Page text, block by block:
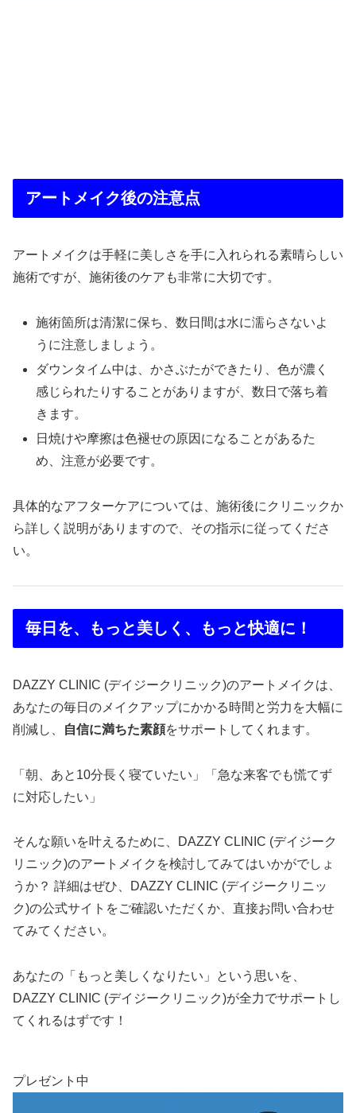
アートメイク後の注意点
アートメイクは手軽に美しさを手に入れられる素晴らしい
施術ですが、施術後のケアも非常に大切です。
施術箇所は清潔に保ち、数日間は水に濡らさないよ
うに注意しましょう。
ダウンタイム中は、かさぶたができたり、色が濃く
感じられたりすることがありますが、数日で落ち着
きます。
日焼けや摩擦は色褪せの原因になることがあるた
め、注意が必要です。
具体的なアフターケアについては、施術後にクリニックか
ら詳しく説明がありますので、その指示に従ってくださ
い。
毎日を、もっと美しく、もっと快適に！
DAZZY CLINIC (デイジークリニック)のアートメイクは、
あなたの毎日のメイクアップにかかる時間と労力を大幅に
削減し、
自信に満ちた素顔をサポートしてくれます。
「朝、あと10分長く寝ていたい」「急な来客でも慌てず
に対応したい」
そんな願いを叶えるために、DAZZY CLINIC (デイジーク
リニック)のアートメイクを検討してみてはいかがでしょ
うか？ 詳細はぜひ、DAZZY CLINIC (デイジークリニッ
ク)の公式サイトをご確認いただくか、直接お問い合わせ
てみてください。
あなたの「もっと美しくなりたい」という思いを、
DAZZY CLINIC (デイジークリニック)が全力でサポートし
てくれるはずです！
プレゼント中